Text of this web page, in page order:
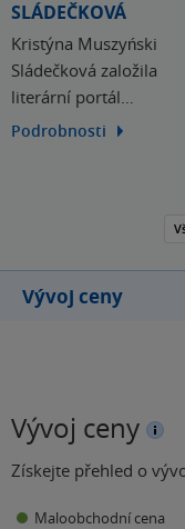
SLÁDEČKOVÁ
Kristýna Muszyński
Sládečková založila
literární portál
Knihomam, který byl v
jezerní víle Elišce
sci-fi Mexabo (2021),
které vydala pod dívčím
Podrobnosti
Vývoj ceny
Vývoj ceny
Získejte přehled o
Maloobchodní cena